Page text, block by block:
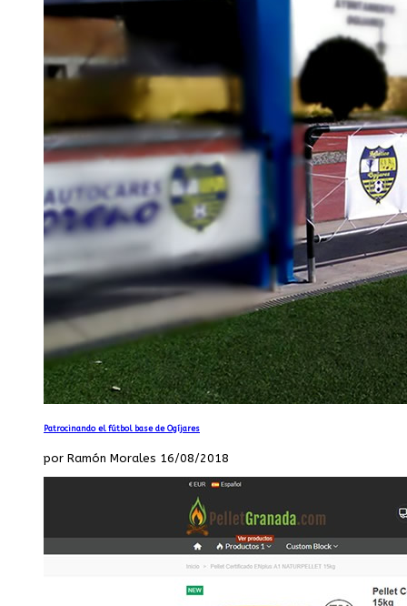
Patrocinando el fútbol base de Ogíjares
por Ramón Morales 16/08/2018